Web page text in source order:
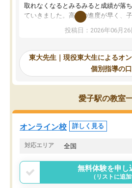
取れなくなるとみるみると成績が落ち
ていきました。高校の進度が早く、子
供も家に帰って勉強の話すると嫌な反
応を示します。東大先生にお願いして
れるので、親としても安心です。毎日
使える自習室とかもあり、わからない
ところがあれば先生が回答してくれる
のも重宝しています。
投稿日：2026年06月26
東大先生｜現役東大生によるオ
個別指導の
愛子駅の教室
オンライン校 詳しく見る
対応エリア 全国
無料体験を申し
（リストに追加